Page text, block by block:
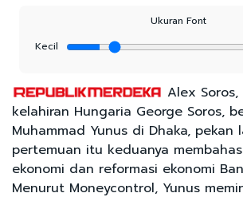
Ukuran Font
Kecil
Alex
kelahiran Hungaria George Soros,
Muhammad Yunus di Dhaka, pekan
pertemuan itu keduanya
ekonomi dan reformasi ekonomi
Menurut Moneycontrol, Yunus